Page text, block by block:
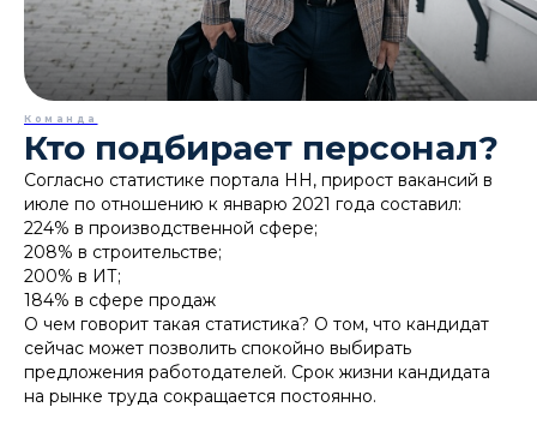
Команда
Кто подбирает персонал?
Согласно статистике портала НН, прирост вакансий в
июле по отношению к январю 2021 года составил:
224% в производственной сфере;
208% в строительстве;
200% в ИТ;
184% в сфере продаж
О чем говорит такая статистика? О том, что кандидат
сейчас может позволить спокойно выбирать
предложения работодателей. Срок жизни кандидата
на рынке труда сокращается постоянно.